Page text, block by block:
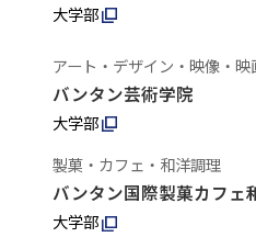
大学部
アート・デザイン・映像・映
バンタン芸術学院
大学部
製菓・カフェ・和洋調理
バンタン国際製菓カフェ
大学部